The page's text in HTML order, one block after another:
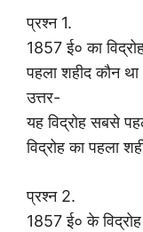
प्रश्न 1.
1857 ई० का
पहला शहीद कौन था
उत्तर-
यह विद्रोह सबसे
विद्रोह का पहला
प्रश्न 2.
1857 ई० के